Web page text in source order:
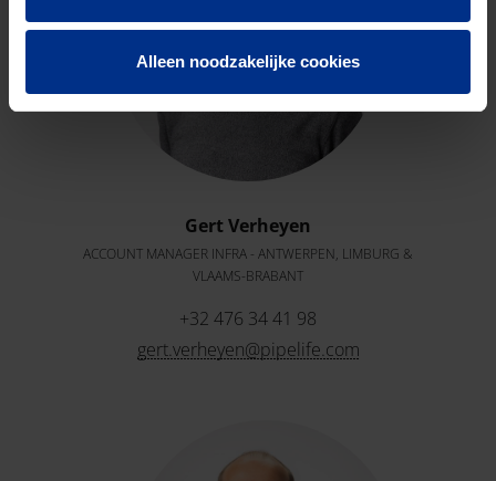
Alleen noodzakelijke cookies
Gert Verheyen
ACCOUNT MANAGER INFRA - ANTWERPEN, LIMBURG &
VLAAMS-BRABANT
+32 476 34 41 98
gert.verheyen@pipelife.com